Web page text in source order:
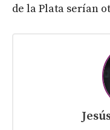
de la Plata serían